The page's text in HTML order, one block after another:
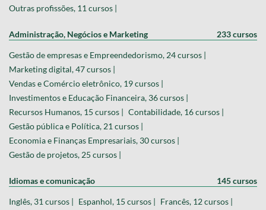
Outras profissões, 11 cursos |
Administração, Negócios e Marketing 233 cursos
Gestão de empresas e Empreendedorismo, 24 cursos |
Marketing digital, 47 cursos |
Vendas e Comércio eletrônico, 19 cursos |
Investimentos e Educação Financeira, 36 cursos |
Recursos Humanos, 15 cursos | Contabilidade, 16 cursos |
Gestão pública e Política, 21 cursos |
Economia e Finanças Empresariais, 30 cursos |
Gestão de projetos, 25 cursos |
Idiomas e comunicação 145 cursos
Inglês, 31 cursos | Espanhol, 15 cursos | Francês, 12 cursos |